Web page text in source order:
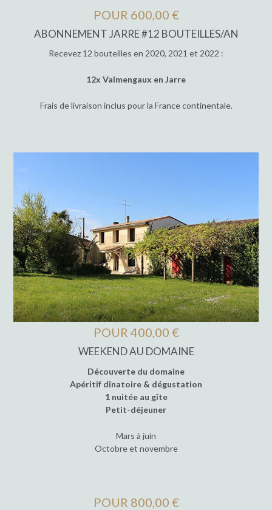
POUR 600,00 €
ABONNEMENT JARRE #12 BOUTEILLES/AN
Recevez 12 bouteilles en 2020, 2021 et 2022 :
12x Valmengaux en Jarre
Frais de livraison inclus pour la France continentale.
POUR 400,00 €
WEEKEND AU DOMAINE
Découverte du domaine
Apéritif dînatoire & dégustation
1 nuitée au gîte
Petit-déjeuner
Mars à juin
Octobre et novembre
POUR 800,00 €